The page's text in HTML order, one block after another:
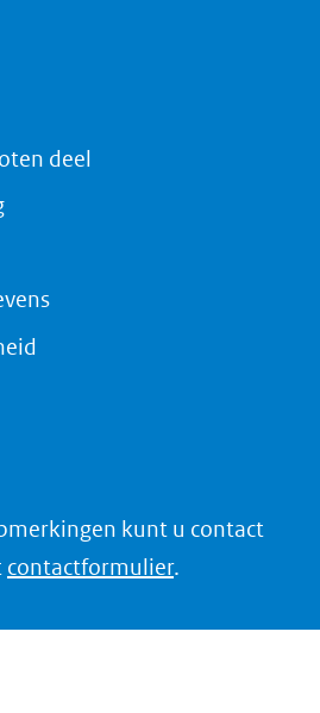
deel
kunt u contact
contactformulier.